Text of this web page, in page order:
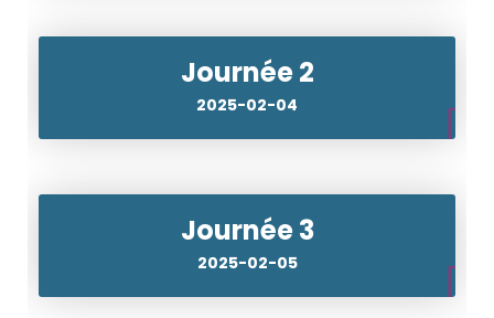
Journée 2
2025-02-04
Journée 3
2025-02-05